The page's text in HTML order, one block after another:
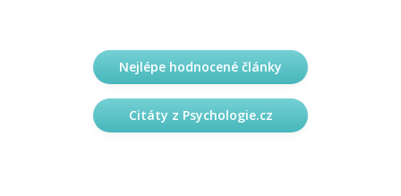
Nejlépe hodnocené články
Citáty z Psychologie.cz